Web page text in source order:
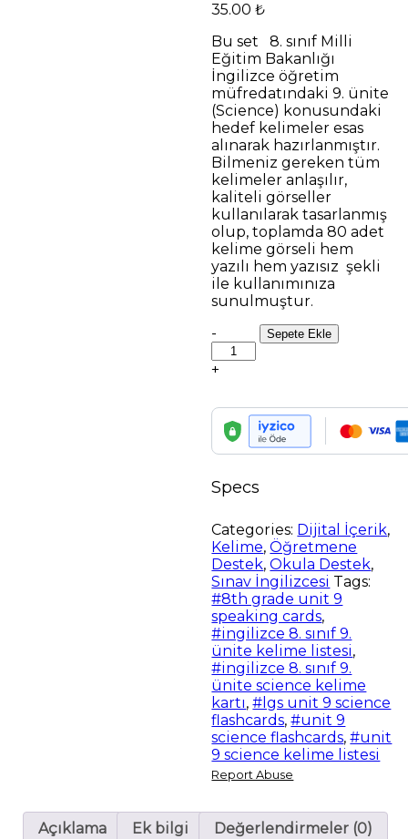
35.00₺
Bu set 8. sınıf Milli
Eğitim Bakanlığı
İngilizce öğretim
müfredatındaki 9. ünite
(Science) konusundaki
hedef kelimeler esas
alınarak hazırlanmıştır.
Bilmeniz gereken tüm
kelimeler anlaşılır,
kaliteli görseller
kullanılarak tasarlanmış
olup, toplamda 80 adet
kelime görseli hem
yazılı hem yazısız şekli
ile kullanımınıza
sunulmuştur.
LGS
9.Ünite
Science
Kartları
quantity
-
+
Sepete Ekle
Specs
Categories: Dijital İçerik,
Kelime,Öğretmene
Destek,Okula Destek,
Sınav İngilizcesi Tags:
#8th grade unit 9
speaking cards,
#ingilizce 8. sınıf 9.
ünite kelime listesi,
#ingilizce 8. sınıf 9.
ünite science kelime
kartı,#lgs unit 9 science
flashcards,#unit 9
science flashcards,#unit
9 science kelime listesi
Report Abuse
Açıklama Ek bilgi
Değerlendirmeler (0)